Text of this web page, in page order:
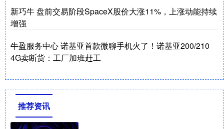
新巧牛 盘前交易阶段SpaceX股价大涨11%，上涨动能持续
增强
牛盈服务中心 诺基亚首款微聊手机火了！诺基亚200/210
4G卖断货：工厂加班赶工
推荐资讯